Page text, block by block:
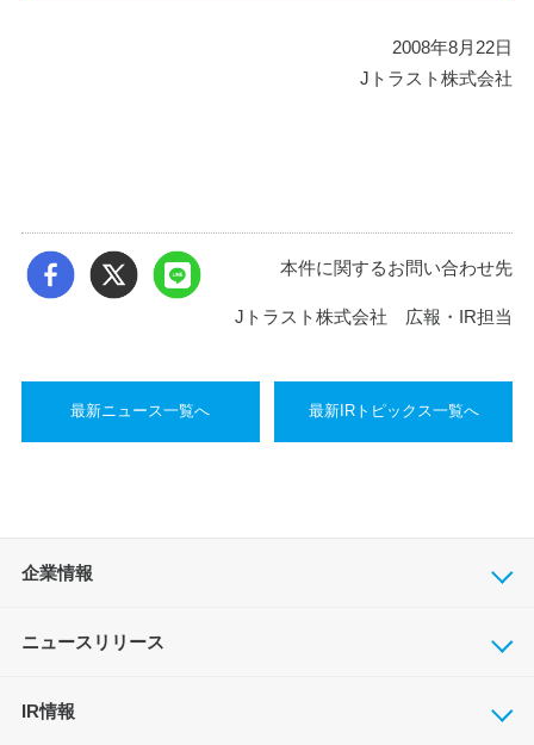
2008年8月22日
Jトラスト株式会社
本件に関するお問い合わせ先
Jトラスト株式会社 広報・IR担当
最新ニュース一覧へ 最新IRトピックス一覧へ
企業情報
ニュースリリース
IR情報